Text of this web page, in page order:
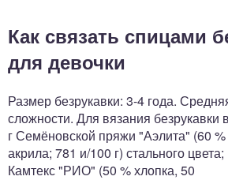
Как связать спицами
для девочки
Размер безрукавки: 3-4 года.
сложности. Для вязания безрукавки
г Семёновской пряжи "Аэлита" (60
акрила; 781 и/100 г) стального
Камтекс "РИО" (50 % хлопка, 50